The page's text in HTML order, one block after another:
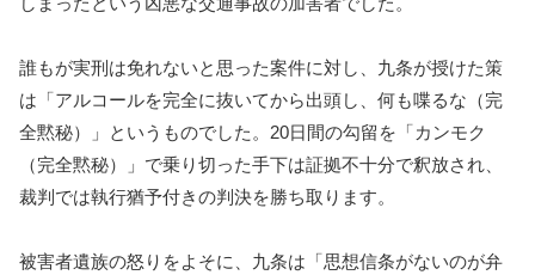
誰もが実刑は免れないと思った案件に対し、九条が授けた策
は「アルコールを完全に抜いてから出頭し、何も喋るな（完
全黙秘）」というものでした。20日間の勾留を「カンモク
（完全黙秘）」で乗り切った手下は証拠不十分で釈放され、
裁判では執行猶予付きの判決を勝ち取ります。
被害者遺族の怒りをよそに、九条は「思想信条がないのが弁